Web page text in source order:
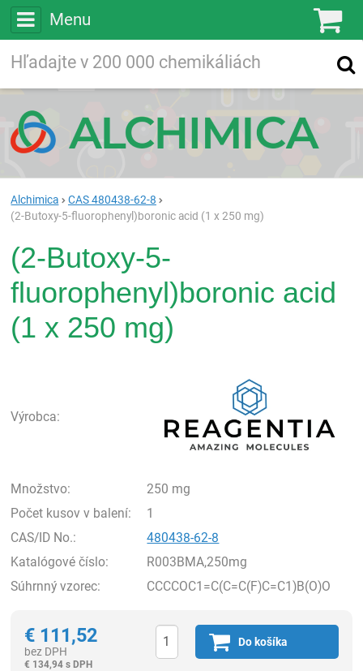
Menu
Vyhľadávanie
Alchimica
CAS 480438-62-8
(2-Butoxy-5-fluorophenyl)boronic acid (1 x 250 mg)
(2-Butoxy-5-
fluorophenyl)boronic acid
(1 x 250 mg)
Výrobca:
Množstvo:
250 mg
Počet kusov v balení:
1
CAS/ID No.:
480438-62-8
Katalógové číslo:
R003BMA,250mg
Súhrnný vzorec:
CCCCOC1=C(C=C(F)C=C1)B(O)O
€ 111,52
bez DPH
€ 134,94 s DPH
Do košíka